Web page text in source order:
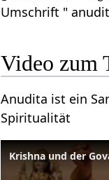
Umschrift "
Video zum
Anudita ist ein
Spiritualität
Krishna und der